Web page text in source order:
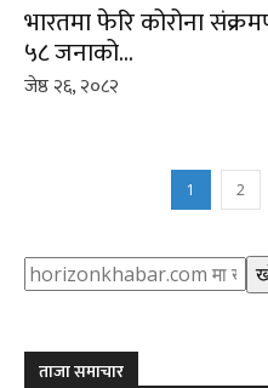
भारतमा फेरि कोरोना
५८ जनाको...
जेष्ठ २६, २०८२
1 2
Search
ताजा समाचार